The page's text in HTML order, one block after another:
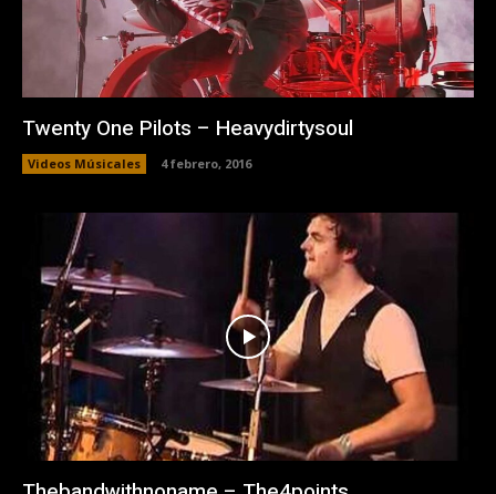
Twenty One Pilots – Heavydirtysoul
Videos Músicales 4 febrero, 2016